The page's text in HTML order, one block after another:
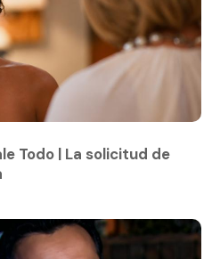
Todo | La solicitud de